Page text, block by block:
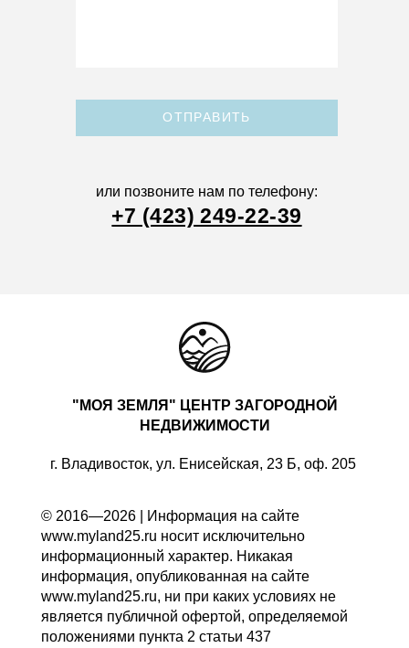
ОТПРАВИТЬ
или позвоните нам по телефону:
+7 (423) 249-22-39
"МОЯ ЗЕМЛЯ" ЦЕНТР ЗАГОРОДНОЙ
НЕДВИЖИМОСТИ
г. Владивосток, ул. Енисейская, 23 Б, оф. 205
© 2016—2026 | Информация на сайте
www.myland25.ru носит исключительно
информационный характер. Никакая
информация, опубликованная на сайте
www.myland25.ru, ни при каких условиях не
является публичной офертой, определяемой
положениями пункта 2 статьи 437